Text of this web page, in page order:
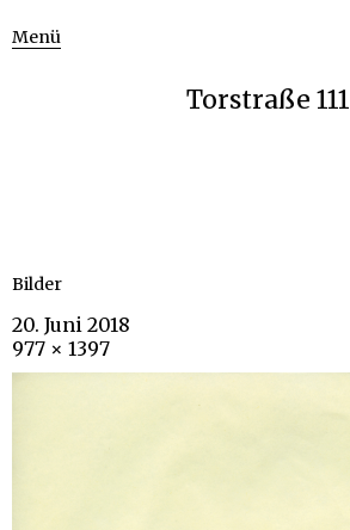
Menü
Torstraße 111
Bilder
20. Juni 2018
977 × 1397